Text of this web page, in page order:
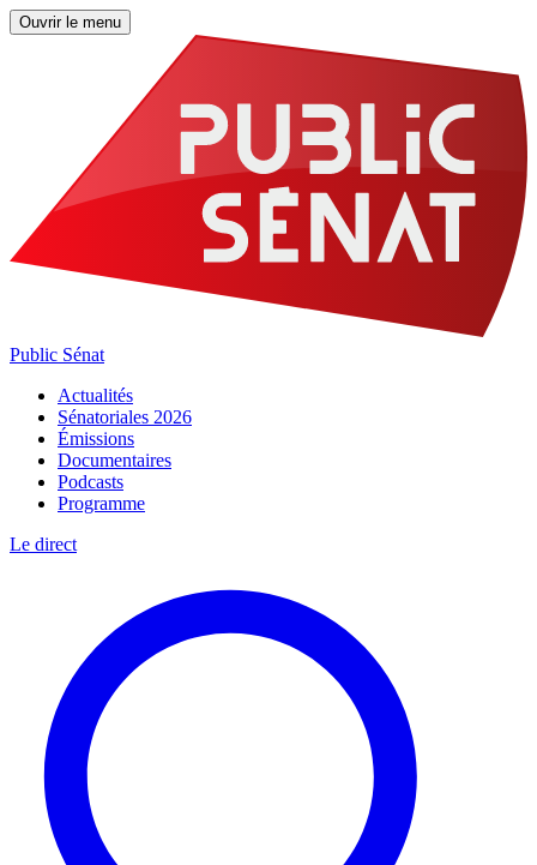
Ouvrir le menu
Public Sénat
Actualités
Sénatoriales 2026
Émissions
Documentaires
Podcasts
Programme
Le direct